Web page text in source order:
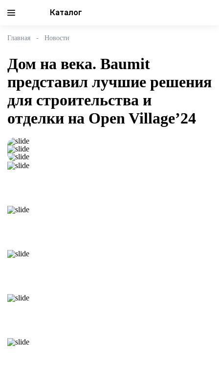
Каталог
Главная Новости
Дом на века. Baumit
представил лучшие решения
для строительства и
отделки на Open Village’24